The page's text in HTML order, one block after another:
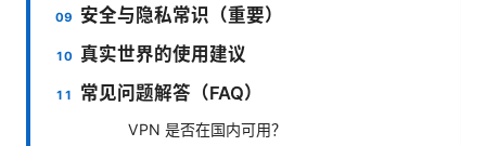
安全与隐私常识（重要）
真实世界的使用建议
常见问题解答（FAQ）
VPN 是否在国内可用？